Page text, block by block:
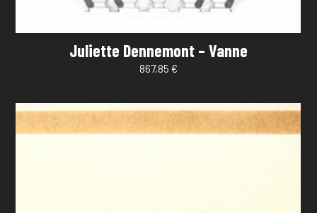
Juliette Dennemont – Vanne
867,85 €